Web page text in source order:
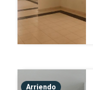
Arriendo